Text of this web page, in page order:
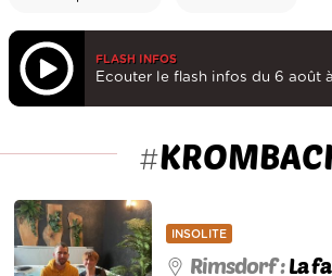
FLASH INFOS
Ecouter le flash infos du 6 août
#
INSOLITE
Rimsdorf :La